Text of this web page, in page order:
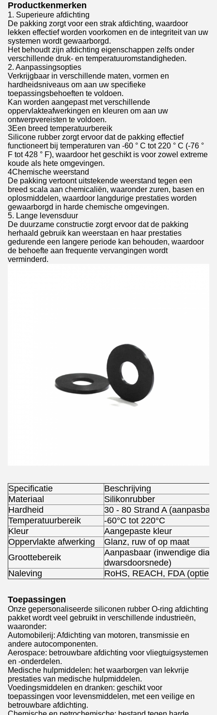
Productkenmerken
1. Superieure afdichting
De pakking zorgt voor een strak afdichting, waardoor
lekken effectief worden voorkomen en de integriteit van uw
systemen wordt gewaarborgd.
Het behoudt zijn afdichting eigenschappen zelfs onder
verschillende druk- en temperatuuromstandigheden.
2. Aanpassingsopties
Verkrijgbaar in verschillende maten, vormen en
hardheidsniveaus om aan uw specifieke
toepassingsbehoeften te voldoen.
Kan worden aangepast met verschillende
oppervlakteafwerkingen en kleuren om aan uw
ontwerpvereisten te voldoen.
3Een breed temperatuurbereik
Silicone rubber zorgt ervoor dat de pakking effectief
functioneert bij temperaturen van -60 ° C tot 220 ° C (-76 °
F tot 428 ° F), waardoor het geschikt is voor zowel extreme
koude als hete omgevingen.
4Chemische weerstand
De pakking vertoont uitstekende weerstand tegen een
breed scala aan chemicaliën, waaronder zuren, basen en
oplosmiddelen, waardoor langdurige prestaties worden
gewaarborgd in harde chemische omgevingen.
5. Lange levensduur
De duurzame constructie zorgt ervoor dat de pakking
herhaald gebruik kan weerstaan en haar prestaties
gedurende een langere periode kan behouden, waardoor
de behoefte aan frequente vervangingen wordt
verminderd.
Specificatie
Beschrijving
Materiaal
Silikonrubber
Hardheid
30 - 80 Strand A
Temperatuurbereik
-60°C tot 220°C
Kleur
Aangepaste kleur
Oppervlakte afwerking
Glanz, ruw of op maat
Groottebereik
Aanpasbaar (inwendige
dwarsdoorsnede)
Naleving
RoHS, REACH, FDA (optie
Toepassingen
Onze gepersonaliseerde siliconen rubber O-ring afdichting
pakket wordt veel gebruikt in verschillende industrieën,
waaronder:
Automobilerij: Afdichting van motoren, transmissie en
andere autocomponenten.
Aerospace: betrouwbare afdichting voor vliegtuigsystemen
en -onderdelen.
Medische hulpmiddelen: het waarborgen van lekvrije
prestaties van medische hulpmiddelen.
Voedingsmiddelen en dranken: geschikt voor
toepassingen voor levensmiddelen, met een veilige en
betrouwbare afdichting.